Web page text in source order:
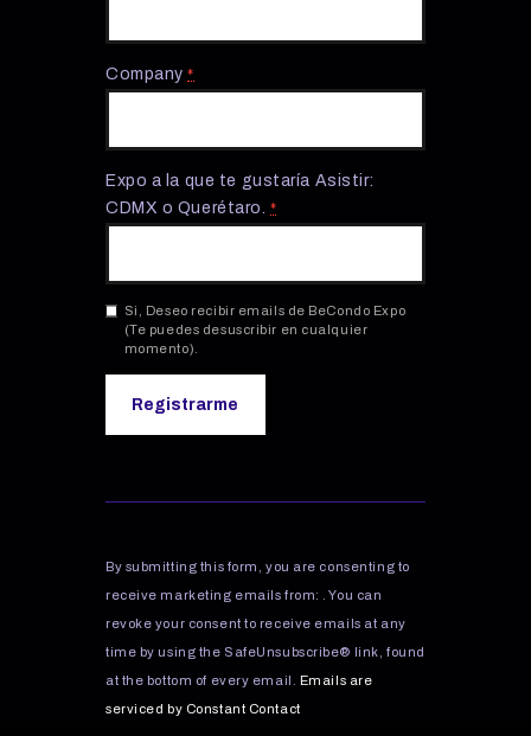
Company*
Expo a la que te gustaría Asistir:
CDMX o Querétaro.*
Si, Deseo recibir emails de BeCondo Expo
(Te puedes desuscribir en cualquier
momento).
t
a
n
t
C
o
By submitting this form, you are consenting to
receive marketing emails from: . You can
revoke your consent to receive emails at any
time by using the SafeUnsubscribe® link, found
at the bottom of every email. Emails are
serviced by Constant Contact